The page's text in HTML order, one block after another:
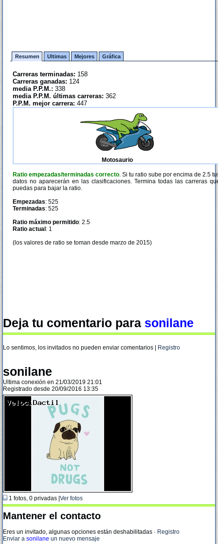
Resumen Ultimas Mejores Gráfica
Carreras terminadas: 158
Carreras ganadas: 124
media P.P.M.: 338
media P.P.M. últimas carreras: 362
P.P.M. mejor carrera: 447
Motosaurio
Ratio empezadas/terminadas correcto. Si tu ratio sube por encima de 2.5
datos no aparecerán en las clasificaciones. Termina todas las carreras
puedas para bajar la ratio.
Empezadas: 525
Terminadas: 525
Ratio máximo permitido: 2.5
Ratio actual : 1
(los valores de ratio se toman desde marzo de 2015)
Deja tu comentario para sonilane
Lo sentimos, los invitados no pueden enviar comentarios | Registro
sonilane
Ultima conexión en 21/03/2019 21:01
Registrado desde 20/09/2016 13:35
1 fotos, 0 privadas | Ver fotos
Mantener el contacto
Eres un invitado, algunas opciones están deshabilitadas · Registro
Enviar a sonilane un nuevo mensaje